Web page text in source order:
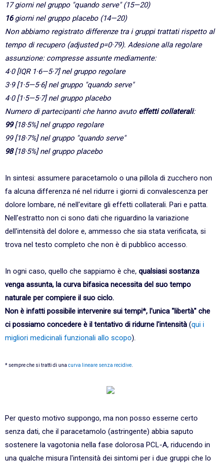
17 giorni nel gruppo "quando serve" (15—20)
16giorni nel gruppo placebo (14—20)
Non abbiamo registrato differenze tra i gruppi trattati rispetto al
tempo di recupero (adjusted p=0·79). Adesione alla regolare
assunzione: compresse assunte mediamente:
4·0 [IQR 1·6—5·7] nel gruppo regolare
3·9 [1·5—5·6] nel gruppo "quando serve"
4·0 [1·5—5·7] nel gruppo placebo
Numero di partecipanti che hanno avuto effetti collaterali:
99[18·5%] nel gruppo regolare
99 [18·7%] nel gruppo "quando serve"
98[18·5%] nel gruppo placebo
In sintesi: assumere paracetamolo o una pillola di zucchero non
fa alcuna differenza né nel ridurre i giorni di convalescenza per
dolore lombare, né nell'evitare gli effetti collaterali. Pari e patta.
Nell'estratto non ci sono dati che riguardino la variazione
dell'intensità del dolore e, ammesso che sia stata verificata, si
trova nel testo completo che non è di pubblico accesso.
In ogni caso, quello che sappiamo è che, qualsiasi sostanza
venga assunta, la curva bifasica necessita del suo tempo
naturale per compiere il suo ciclo.
Non è infatti possibile intervenire sui tempi*, l'unica "libertà" che
ci possiamo concedere è il tentativo di ridurne l'intensità (qui i
migliori medicinali funzionali allo scopo).
* sempre che si tratti di una curva lineare senza recidive.
Per questo motivo suppongo, ma non posso esserne certo
senza dati, che il paracetamolo (astringente) abbia saputo
sostenere la vagotonia nella fase dolorosa PCL-A, riducendo in
una qualche misura l'intensità dei sintomi per i due gruppi che lo